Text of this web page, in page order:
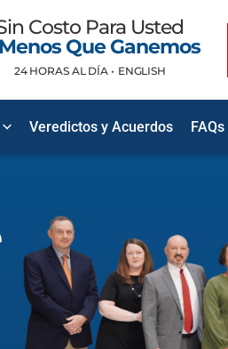
Costo Para Usted
Que Ganemos
24 HORAS AL DÍA • ENGLISH
Veredictos y Acuerdos FAQs